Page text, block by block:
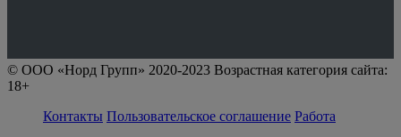
© ООО «Норд Групп» 2020-2023 Возрастная категория сайта:
18+
Контакты Пользовательское соглашение Работа